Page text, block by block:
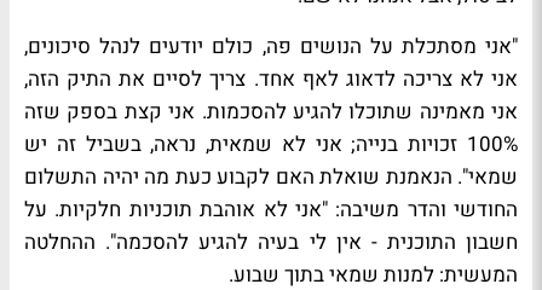
"אני מסתכלת על הנושים פה, כולם יודעים לנהל סיכונים,
אני לא צריכה לדאוג לאף אחד. צריך לסיים את התיק הזה,
אני מאמינה שתוכלו להגיע להסכמות. אני קצת בספק שזה
100% זכויות בנייה; אני לא שמאית, נראה, בשביל זה יש
שמאי". הנאמנת שואלת האם לקבוע כעת מה יהיה התשלום
החודשי והדר משיבה: "אני לא אוהבת תוכניות חלקיות. על
חשבון התוכנית - אין לי בעיה להגיע להסכמה". ההחלטה
המעשית: למנות שמאי בתוך שבוע.